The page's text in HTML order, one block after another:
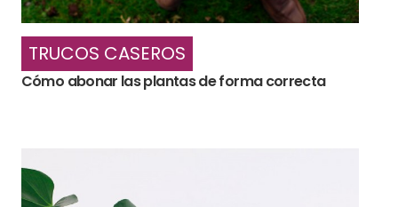
TRUCOS CASEROS
Cómo abonar las plantas de forma correcta